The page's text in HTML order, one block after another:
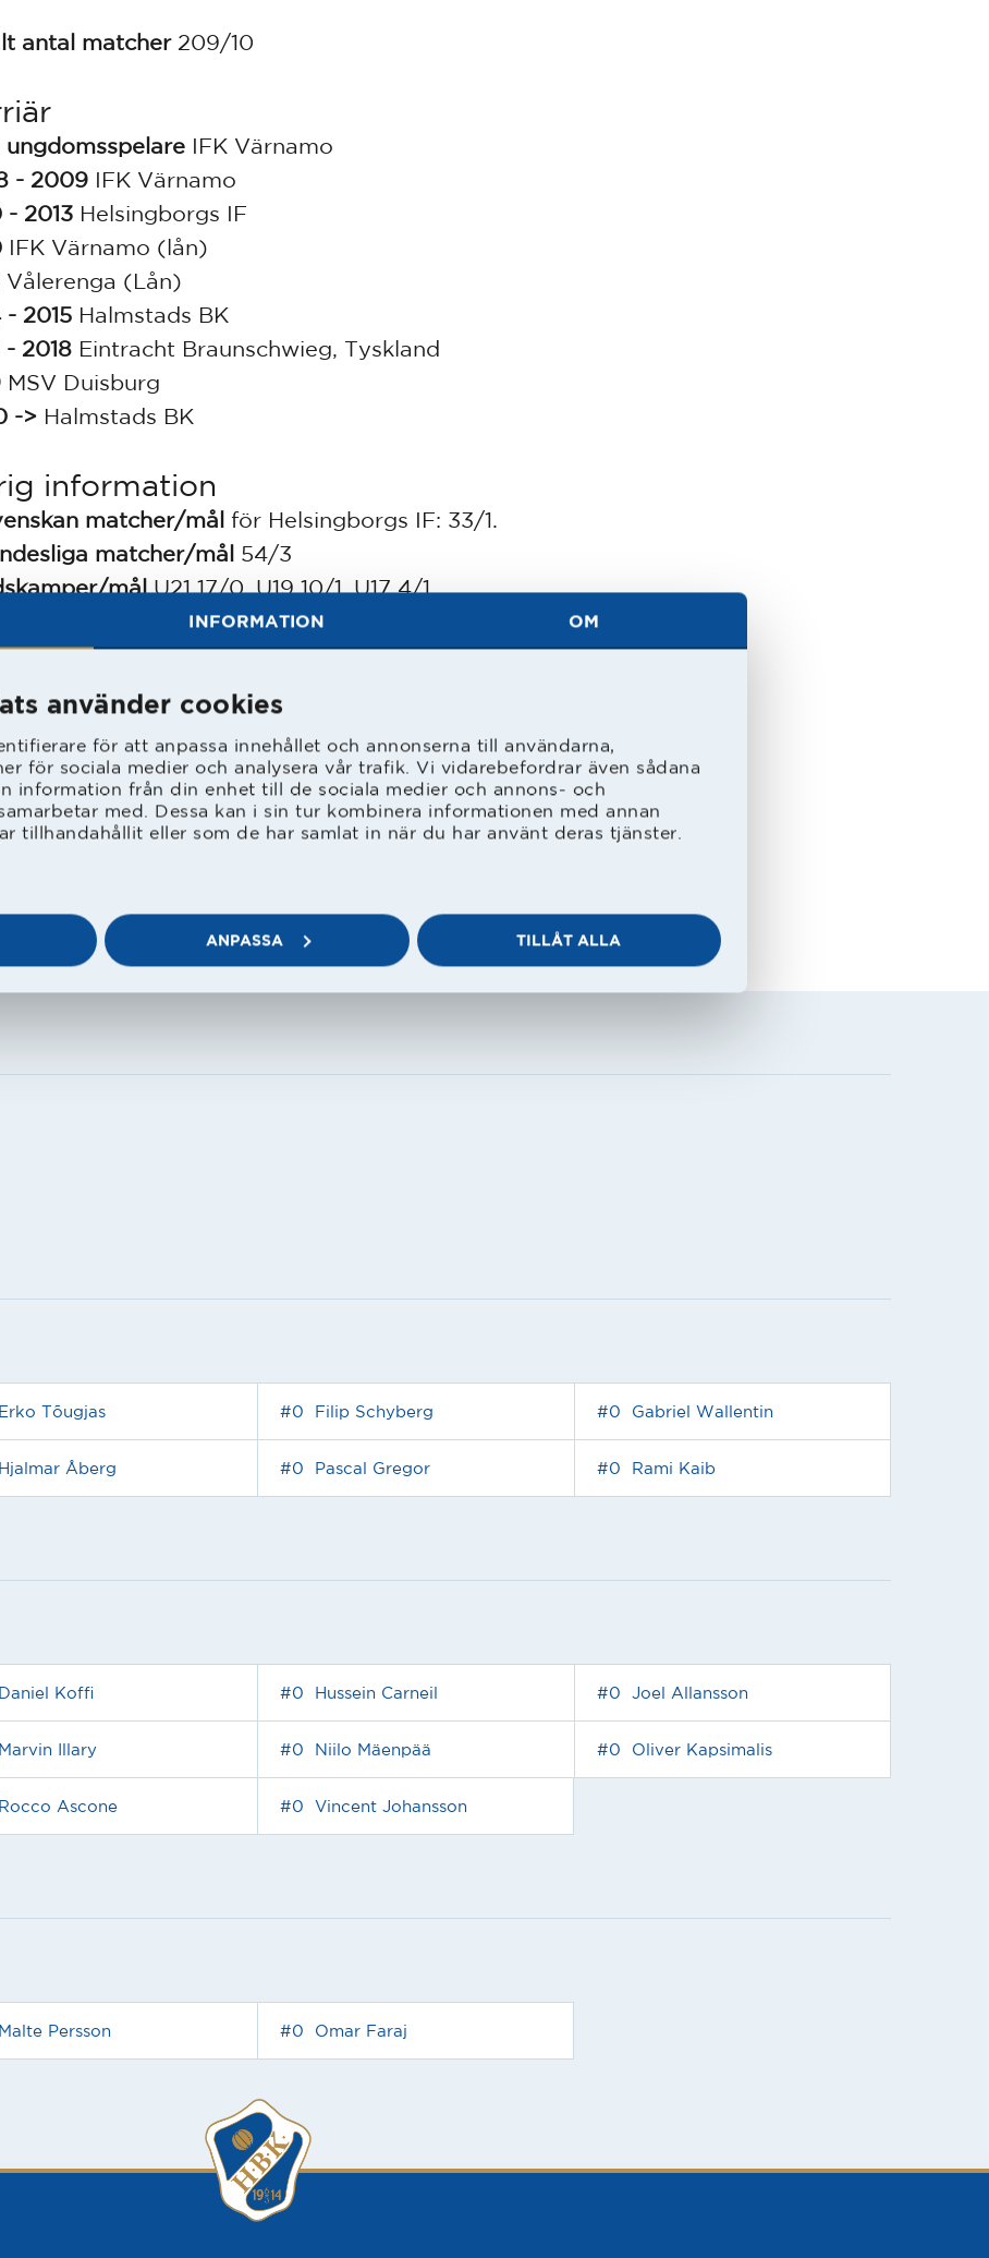
INFORMATION OM
använder cookies
för att anpassa innehållet och annonserna till användarna,
för sociala medier och analysera vår trafik. Vi vidarebefordrar även sådana
information från din enhet till de sociala medier och annons- och
med. Dessa kan i sin tur kombinera informationen med annan
tillhandahållit eller som de har samlat in när du har använt deras tjänster.
ANPASSA TILLÅT ALLA
antal matcher209/10
ungdomsspelare IFK Värnamo
- 2009 IFK Värnamo
- 2013 Helsingborgs IF
IFK Värnamo (lån)
Vålerenga (Lån)
- 2015 Halmstads BK
- 2018 Eintracht Braunschwieg, Tyskland
MSV Duisburg
-> Halmstads BK
information
matcher/mål för Helsingborgs IF: 33/1.
matcher/mål 54/3
målU21 17/0, U19 10/1, U17 4/1
EM-guld 2015, cupguld med Helsingborgs IF 2011.
-Joseph Baffo förlänger
Erko Tõugjas #0 Filip Schyberg #0 Gabriel Wallentin
Hjalmar Åberg #0 Pascal Gregor #0 Rami Kaib
Daniel Koffi #0 Hussein Carneil #0 Joel Allansson
Marvin Illary #0 Niilo Mäenpää #0 Oliver Kapsimalis
Rocco Ascone #0 Vincent Johansson
Malte Persson #0 Omar Faraj